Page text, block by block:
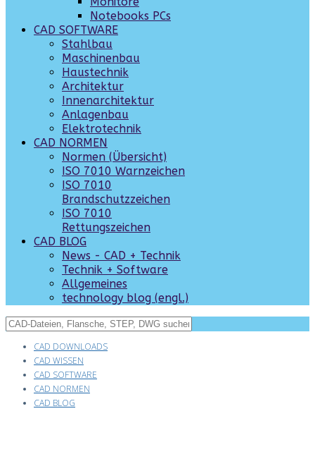
Notebooks PCs
CAD SOFTWARE
Stahlbau
Maschinenbau
Haustechnik
Architektur
Innenarchitektur
Anlagenbau
Elektrotechnik
CAD NORMEN
Normen (Übersicht)
ISO 7010 Warnzeichen
ISO 7010
Brandschutzzeichen
ISO 7010
Rettungszeichen
CAD BLOG
News - CAD + Technik
Technik + Software
Allgemeines
technology blog (engl.)
CAD DOWNLOADS
CAD WISSEN
CAD SOFTWARE
CAD NORMEN
CAD BLOG